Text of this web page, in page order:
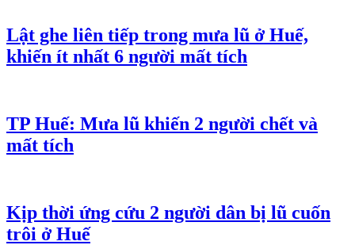
Lật ghe liên tiếp trong mưa lũ ở Huế,
khiến ít nhất 6 người mất tích
TP Huế: Mưa lũ khiến 2 người chết và
mất tích
Kịp thời ứng cứu 2 người dân bị lũ cuốn
trôi ở Huế